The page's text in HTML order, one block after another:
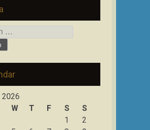
2026
W T F S
S
1
2